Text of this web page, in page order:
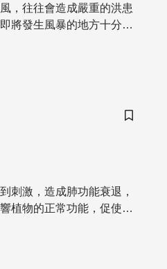
，往往會造成嚴重的洪患
將發生風暴的地方十分困
能力。
儲存書籤
刺激，造成肺功能衰退，
植物的正常功能，促使莖